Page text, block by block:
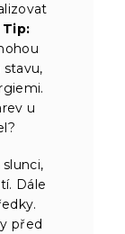
Tip:
u
Dále
před